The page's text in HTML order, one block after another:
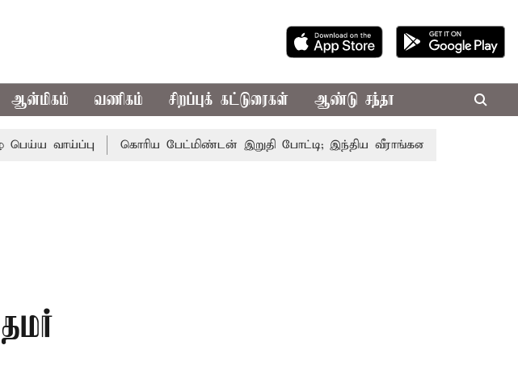
ஆன்மிகம் வணிகம் சிறப்புக் கட்டுரைகள் ஆண்டு சந்தா
வாய்ப்பு கொரிய பேட்மிண்டன் இறுதி போட்டி; இந்திய வீராங்கனை சாம்பியன் பட்டம்